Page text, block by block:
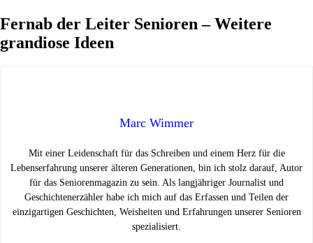
Fernab der Leiter Senioren – Weitere
grandiose Ideen
Marc Wimmer
Mit einer Leidenschaft für das Schreiben und einem Herz für die
Lebenserfahrung unserer älteren Generationen, bin ich stolz darauf, Autor
für das Seniorenmagazin zu sein. Als langjähriger Journalist und
Geschichtenerzähler habe ich mich auf das Erfassen und Teilen der
einzigartigen Geschichten, Weisheiten und Erfahrungen unserer Senioren
spezialisiert.